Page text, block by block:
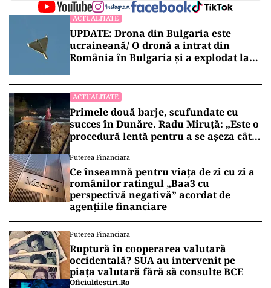
ACTUALITATE
UPDATE: Drona din Bulgaria este
ucraineană/ O dronă a intrat din
România în Bulgaria şi a explodat la
ACTUALITATE
Primele două barje, scufundate cu
succes în Dunăre. Radu Miruță: „Este o
procedură lentă pentru a se așeza cât
Puterea Financiara
Ce înseamnă pentru viața de zi cu zi a
românilor ratingul „Baa3 cu
perspectivă negativă” acordat de
agențiile financiare
Puterea Financiara
Ruptură în cooperarea valutară
occidentală? SUA au intervenit pe
piața valutară fără să consulte BCE
Oficiuldestiri.ro